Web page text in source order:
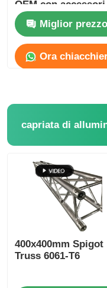
Prodotti
Video
OEM con accessori
Miglior prezzo
Ora
capriata di
400x400mm Spigot
Truss 6061-T6